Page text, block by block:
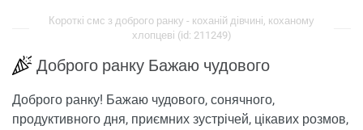
Короткі смс з доброго ранку - коханій дівчині, коханому
хлопцеві (id: 211249)
Доброго ранку Бажаю чудового
Доброго ранку! Бажаю чудового, сонячного,
продуктивного дня, приємних зустрічей, цікавих розмов,